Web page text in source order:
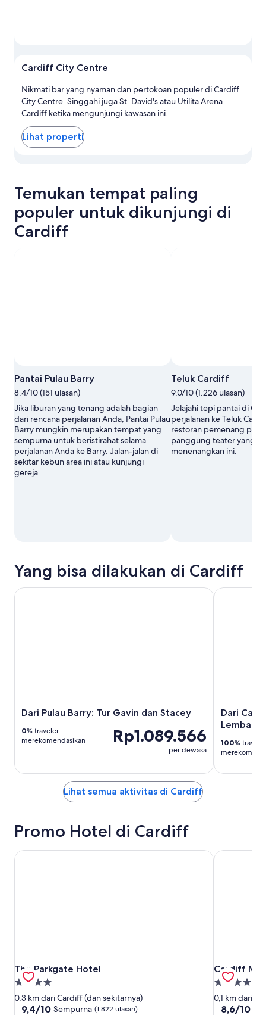
Cardiff City Centre
Nikmati bar yang nyaman dan pertokoan populer di Cardiff
City Centre. Singgahi juga St. David's atau Utilita Arena
Cardiff ketika mengunjungi kawasan ini.
Lihat properti
Temukan tempat paling
populer untuk dikunjungi di
Cardiff
Pantai Pulau Barry
8.4/10 (151 ulasan)
Jika liburan yang tenang adalah bagian
dari rencana perjalanan Anda, Pantai Pulau
Barry mungkin merupakan tempat yang
sempurna untuk beristirahat selama
perjalanan Anda ke Barry. Jalan-jalan di
sekitar kebun area ini atau kunjungi
gereja.
Teluk Cardiff
9.0/10 (1.226 ulasan)
Jelajahi tepi pantai di
perjalanan ke Teluk
restoran pemenang
panggung teater yang
menenangkan ini.
Yang bisa dilakukan di Cardiff
Dari Pulau Barry: Tur Gavin dan Stacey
Rp1.089.566
per dewasa
0% traveler
merekomendasikan
Dari Pulau Barry: Tur Gavin dan Stacey
Dari
Lembah
100% traveler
Dari Cardiff:
Lihat semua aktivitas di Cardiff
Promo Hotel di Cardiff
The Parkgate Hotel
The Parkgate Hotel
Properti
bintang
4.0
0,3 km dari Cardiff (dan sekitarnya)
9.4
9,4/10 Sempurna (1.822 ulasan)
The Parkgate Hotel
Cardiff
Cardiff
Properti
bintang
4.0
0,1 km dari
8.6
8,6/10
Cardiff